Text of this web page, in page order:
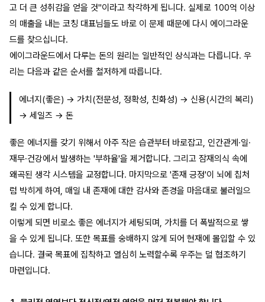
고 더 큰 성취감을 얻을 것"이라고 착각하게 됩니다. 실제로 100억 이상
의 매출을 내는 코칭 대표님들도 바로 이 문제 때문에 다시 에이그라운
드를 찾으십니다.
에이그라운드에서 다루는 돈의 원리는 일반적인 상식과는 다릅니다. 우
리는 다음과 같은 순서를 철저하게 따릅니다.
에너지(좋은) → 가치(전문성, 정확성, 친화성) → 신용(시간의 복리)
→ 세일즈 → 돈
좋은 에너지를 갖기 위해서 아주 작은 습관부터 바로잡고, 인간관계·일·
재무·건강에서 발생하는 '부하율'을 제거합니다. 그리고 잠재의식 속에
왜곡된 생각 시스템을 교정합니다. 마지막으로 '존재 긍정'이 뇌에 칩처
럼 박히게 하여, 매일 내 존재에 대한 감사와 존경을 마음대로 불러일으
킬 수 있게 합니다.
이렇게 되면 비로소 좋은 에너지가 세팅되며, 가치를 더 폭발적으로 쌓
을 수 있게 됩니다. 또한 목표를 숭배하지 않게 되어 현재에 몰입할 수 있
습니다. 결국 목표에 집착하고 열심히 노력할수록 우주는 덜 협조하기
마련입니다.